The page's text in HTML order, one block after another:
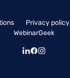
Privacy policy
WebinarGeek